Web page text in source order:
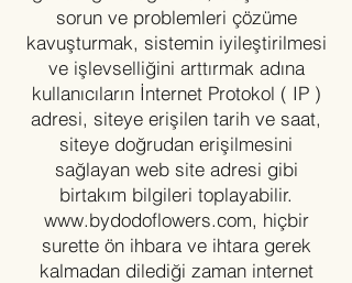
sorun ve problemleri çözüme
kavuşturmak, sistemin iyileştirilmesi
ve işlevselliğini arttırmak adına
kullanıcıların İnternet Protokol ( IP )
adresi, siteye erişilen tarih ve saat,
siteye doğrudan erişilmesini
sağlayan web site adresi gibi
birtakım bilgileri toplayabilir.
www.bydodoflowers.com, hiçbir
surette ön ihbara ve ihtara gerek
kalmadan dilediği zaman internet